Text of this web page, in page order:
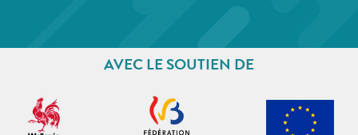
AVEC LE SOUTIEN DE